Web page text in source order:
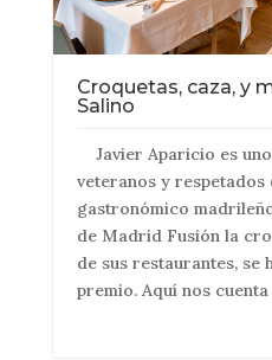
Croquetas, caza, y
Salino
Javier Aparicio es
veteranos y respetados
gastronómico
de Madrid Fusión la
de sus restaurantes, se
premio. Aquí nos